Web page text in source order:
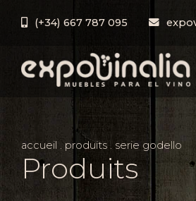
(+34) 667 787 095
accueil . produits . serie godello
Produits